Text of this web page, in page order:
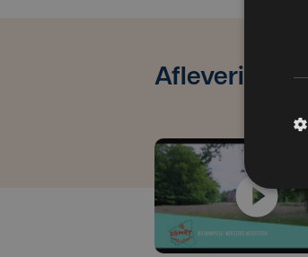
Aflevering 4